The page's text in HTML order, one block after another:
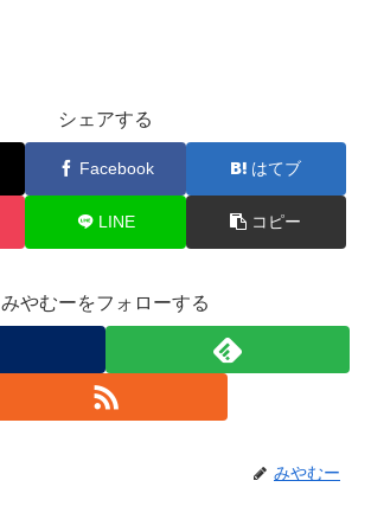
シェアする
Facebook はてブ
LINE コピー
みやむーをフォローする
みやむー